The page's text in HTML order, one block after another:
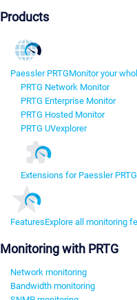
Products
Paessler PRTGMonitor your
PRTG Network Monitor
PRTG Enterprise Monitor
PRTG Hosted Monitor
PRTG UVexplorer
Extensions for Paessler PRTG
FeaturesExplore all monitoring
Monitoring with PRTG
Network monitoring
Bandwidth monitoring